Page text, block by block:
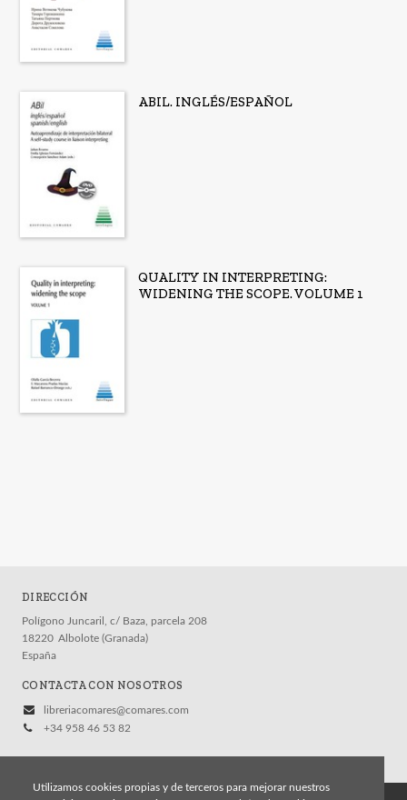
ABIL. INGLÉS/ESPAÑOL
QUALITY IN INTERPRETING:
WIDENING THE SCOPE. VOLUME 1
DIRECCIÓN
Polígono Juncaril, c/ Baza, parcela 208
18220 Albolote (Granada)
España
CONTACTA CON NOSOTROS
libreriacomares@comares.com
+34 958 46 53 82
Utilizamos cookies propias y de terceros para mejorar nuestros